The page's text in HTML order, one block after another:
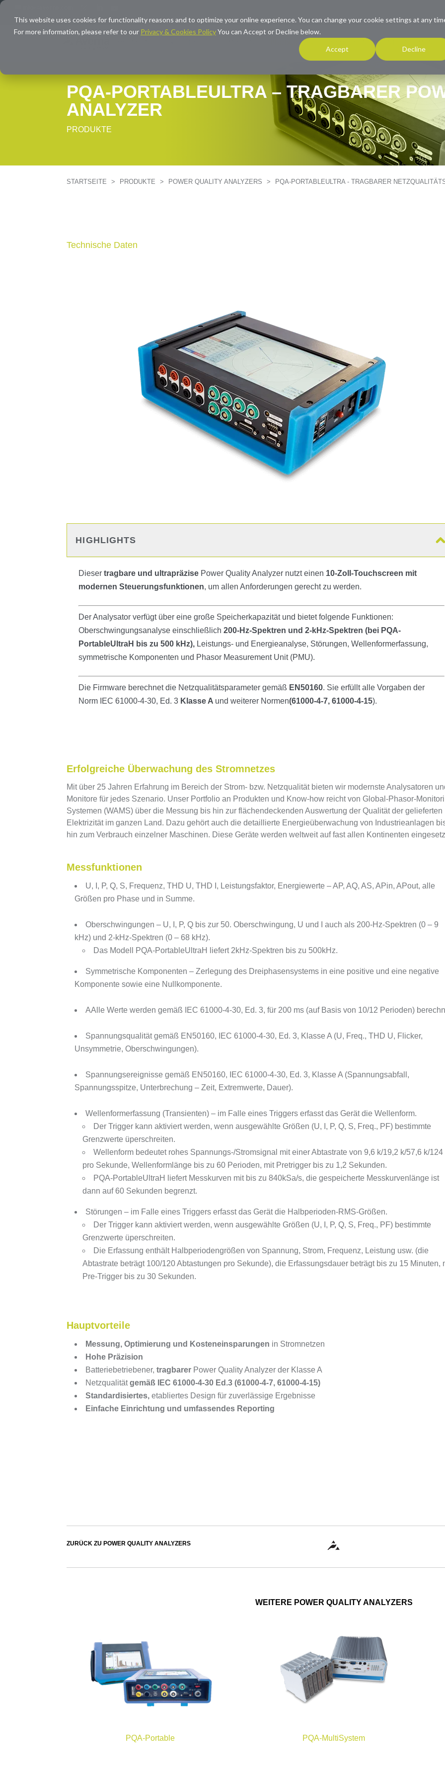
This website uses cookies for functionality reasons and to optimize your online experience. You can change your cookie settings at any
For more information, please refer to our Privacy & Cookies PolicyYou can Accept or Decline below.
Accept Decline
PRODUKTE
PQA-PORTABLEULTRA – TRAGBARER
ANALYZER
PRODUKTE
STARTSEITE > PRODUKTE > POWER QUALITY ANALYZERS > PQA-PORTABLEULTRA - TRAGBARER
Technische Daten
HIGHLIGHTS
Diesertragbare und ultrapräzise Power Quality Analyzer nutzt einen 10-Zoll-Touchscreen mit
modernen Steuerungsfunktionen, um allen Anforderungen gerecht zu werden.
Der Analysator verfügt über eine große Speicherkapazität und bietet folgende Funktionen:
Oberschwingungsanalyse einschließlich200-Hz-Spektren und 2-kHz-Spektren (bei PQA-
PortableUltraH bis zu 500 kHz), Leistungs- und Energieanalyse, Störungen, Wellenformerfassung,
symmetrische Komponenten und Phasor Measurement Unit (PMU).
Die Firmware berechnet die Netzqualitätsparameter gemäß EN50160. Sie erfüllt alle Vorgaben der
Norm IEC 61000-4-30, Ed. 3 Klasse A und weiterer Normen(61000-4-7, 61000-4-15).
Erfolgreiche Überwachung des Stromnetzes
Mit über 25 Jahren Erfahrung im Bereich der Strom- bzw. Netzqualität bieten wir modernste Analysatoren
Monitore für jedes Szenario. Unser Portfolio an Produkten und Know-how reicht von Global-Phasor-
Systemen (WAMS) über die Messung bis hin zur flächendeckenden Auswertung der Qualität der gelieferten
Elektrizität im ganzen Land. Dazu gehört auch die detaillierte Energieüberwachung von Industrieanlagen
hin zum Verbrauch einzelner Maschinen. Diese Geräte werden weltweit auf fast allen Kontinenten
Messfunktionen
U, I, P, Q, S, Frequenz, THD U, THD I, Leistungsfaktor, Energiewerte – AP, AQ, AS, APin, APout, alle
Größen pro Phase und in Summe.
Oberschwingungen – U, I, P, Q bis zur 50. Oberschwingung, U und I auch als 200-Hz-Spektren (0 – 9
kHz) und 2-kHz-Spektren (0 – 68 kHz).
Das Modell PQA-PortableUltraH liefert 2kHz-Spektren bis zu 500kHz.
Symmetrische Komponenten – Zerlegung des Dreiphasensystems in eine positive und eine negative
Komponente sowie eine Nullkomponente.
AAlle Werte werden gemäß IEC 61000-4-30, Ed. 3, für 200 ms (auf Basis von 10/12 Perioden)
Spannungsqualität gemäß EN50160, IEC 61000-4-30, Ed. 3, Klasse A (U, Freq., THD U, Flicker,
Unsymmetrie, Oberschwingungen).
Spannungsereignisse gemäß EN50160, IEC 61000-4-30, Ed. 3, Klasse A (Spannungsabfall,
Spannungsspitze, Unterbrechung – Zeit, Extremwerte, Dauer).
Wellenformerfassung (Transienten) – im Falle eines Triggers erfasst das Gerät die Wellenform.
Der Trigger kann aktiviert werden, wenn ausgewählte Größen (U, I, P, Q, S, Freq., PF) bestimmte
Grenzwerte üperschreiten.
Wellenform bedeutet rohes Spannungs-/Stromsignal mit einer Abtastrate von 9,6 k/19,2 k/57,6 k/124
pro Sekunde, Wellenformlänge bis zu 60 Perioden, mit Pretrigger bis zu 1,2 Sekunden.
PQA-PortableUltraH liefert Messkurven mit bis zu 840kSa/s, die gespeicherte Messkurvenlänge ist
dann auf 60 Sekunden begrenzt.
Störungen – im Falle eines Triggers erfasst das Gerät die Halbperioden-RMS-Größen.
Der Trigger kann aktiviert werden, wenn ausgewählte Größen (U, I, P, Q, S, Freq., PF) bestimmte
Grenzwerte üperschreiten.
Die Erfassung enthält Halbperiodengrößen von Spannung, Strom, Frequenz, Leistung usw. (die
Abtastrate beträgt 100/120 Abtastungen pro Sekunde), die Erfassungsdauer beträgt bis zu 15 Minuten,
Pre-Trigger bis zu 30 Sekunden.
Hauptvorteile
Messung, Optimierung und Kosteneinsparungen in Stromnetzen
Hohe Präzision
Batteriebetriebener,tragbarer Power Quality Analyzer der Klasse A
Netzqualitätgemäß IEC 61000-4-30 Ed.3 (61000-4-7, 61000-4-15)
Standardisiertes, etabliertes Design für zuverlässige Ergebnisse
Einfache Einrichtung und umfassendes Reporting
ZURÜCK ZU POWER QUALITY ANALYZERS
WEITERE POWER QUALITY ANALYZERS
PQA-Portable PQA-MultiSystem